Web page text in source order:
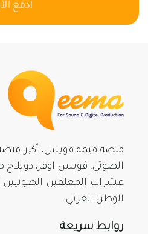
ادفع
منصة قيمة فويس, أكبر منصة
الصوتي، فويس اوفر،
عشرات المعلقين
الوطن العربي.
روابط سريعة